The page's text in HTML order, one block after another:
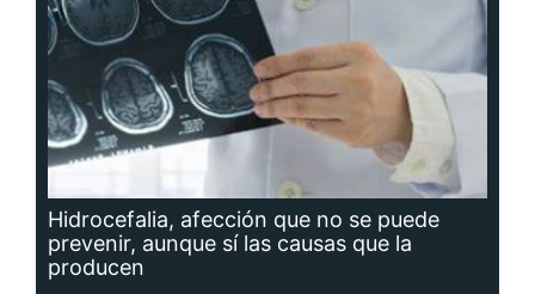
Hidrocefalia, afección que no se puede
prevenir, aunque sí las causas que la
producen